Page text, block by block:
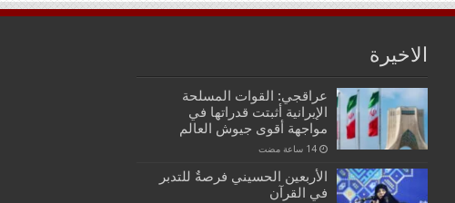
الاخيرة
عراقجي: القوات المسلحة
الإيرانية أثبتت قدراتها في
مواجهة أقوى جيوش العالم
الأربعين الحسيني فرصةٌ للتدبر
في القرآن